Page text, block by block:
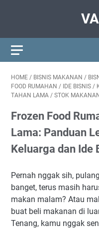
HOME / BISNIS MAKANAN /
FOOD RUMAHAN / IDE BISNIS /
TAHAN LAMA / STOK MAKANAN
Frozen Food
Lama: Panduan
Keluarga dan Ide
Pernah nggak sih,
banget, terus masih
makan malam? Atau
buat beli makanan di
Tenang, kamu nggak